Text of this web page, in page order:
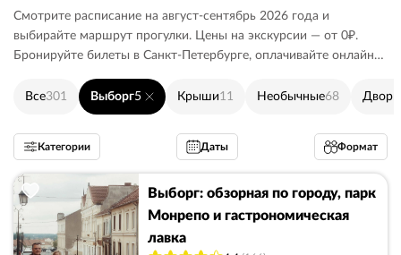
Смотрите расписание на август-сентябрь 2026 года и
выбирайте маршрут прогулки. Цены на экскурсии — от 0₽.
Бронируйте билеты в Санкт-Петербурге, оплачивайте онлайн
Все301 Выборг5 Крыши11 Необычные68
Категории Даты Формат
Выборг: обзорная по городу, парк
Монрепо и гастрономическая
лавка